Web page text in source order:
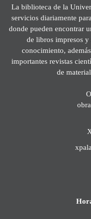
La biblioteca de la
servicios diariamente
donde pueden encontrar
de libros impresos y
conocimiento,
importantes revistas
de